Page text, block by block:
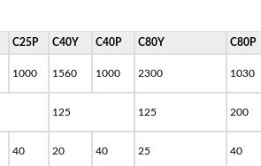
C25P C40Y C40P C80Y C80P
1000 1560 1000 2300 1030
125 125 200
40 20 40 25 40